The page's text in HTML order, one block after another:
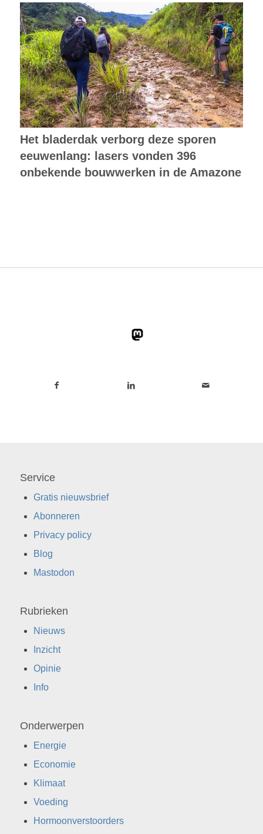
Het bladerdak verborg deze sporen
eeuwenlang: lasers vonden 396
onbekende bouwwerken in de Amazone
Service
Gratis nieuwsbrief
Abonneren
Privacy policy
Blog
Mastodon
Rubrieken
Nieuws
Inzicht
Opinie
Info
Onderwerpen
Energie
Economie
Klimaat
Voeding
Hormoonverstoorders